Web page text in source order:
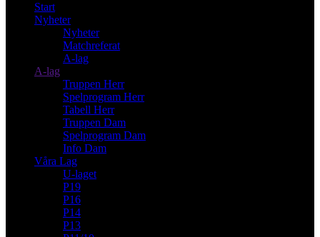
Start
Nyheter
Nyheter
Matchreferat
A-lag
A-lag
Truppen Herr
Spelprogram Herr
Tabell Herr
Truppen Dam
Spelprogram Dam
Info Dam
Våra Lag
U-laget
P19
P16
P14
P13